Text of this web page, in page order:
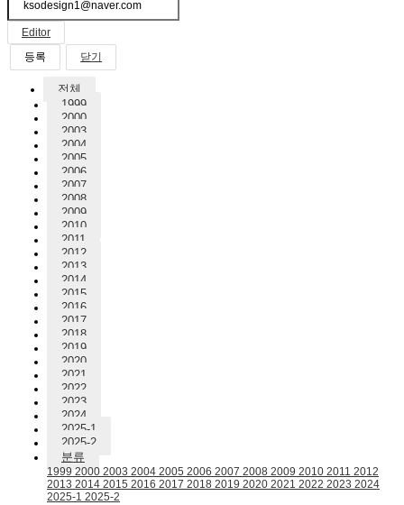
Editor
닫기
전체
1999
2000
2003
2004
2005
2006
2007
2008
2009
2010
2011
2012
2013
2014
2015
2016
2017
2018
2019
2020
2021
2022
2023
2024
2025-1
2025-2
분류
1999 2000 2003 2004 2005 2006 2007 2008 2009 2010 2011 2012
2013 2014 2015 2016 2017 2018 2019 2020 2021 2022 2023 2024
2025-1 2025-2